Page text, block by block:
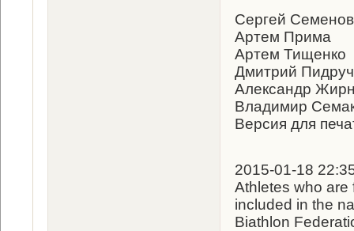
Сергей Семенов
Артем Прима
Артем Тищенко
Дмитрий
Александр
Владимир
Версия для
2015-01-18
Athletes who are
included in the
Biathlon